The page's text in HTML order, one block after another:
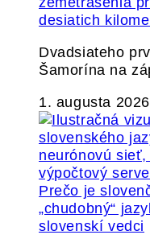
desiatich
Dvadsiateho
Šamorína na
1. augusta 2026
Prečo je
„chudobný“
slovenskí vedci